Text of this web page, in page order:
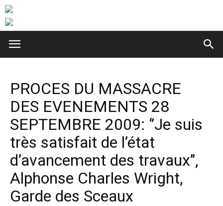
PROCES DU MASSACRE
DES EVENEMENTS 28
SEPTEMBRE 2009: ‘’Je suis
très satisfait de l’état
d’avancement des travaux’’,
Alphonse Charles Wright,
Garde des Sceaux